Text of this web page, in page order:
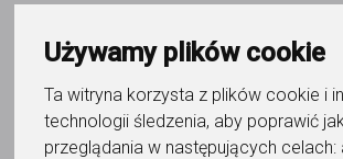
Używamy plików cookie
Ta witryna korzysta z plików cookie i
technologii śledzenia, aby poprawić
przeglądania w następujących celach:
Do ulubionych